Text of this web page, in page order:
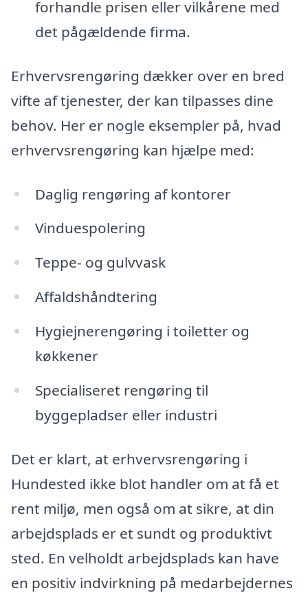
forhandle prisen eller vilkårene med
det pågældende firma.
Erhvervsrengøring dækker over en bred
vifte af tjenester, der kan tilpasses dine
behov. Her er nogle eksempler på, hvad
erhvervsrengøring kan hjælpe med:
Daglig rengøring af kontorer
Vinduespolering
Teppe- og gulvvask
Affaldshåndtering
Hygiejnerengøring i toiletter og
køkkener
Specialiseret rengøring til
byggepladser eller industri
Det er klart, at erhvervsrengøring i
Hundested ikke blot handler om at få et
rent miljø, men også om at sikre, at din
arbejdsplads er et sundt og produktivt
sted. En velholdt arbejdsplads kan have
en positiv indvirkning på medarbejdernes